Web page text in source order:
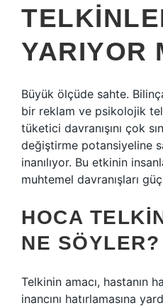
YARIYOR
Büyük ölçüde sahte.
bir reklam ve psikolojik
tüketici davranışını çok
değiştirme potansiyeline
inanılıyor. Bu etkinin
muhtemel davranışları
HOCA
NE SÖYLER?
Telkinin amacı, hastanın
inancını hatırlamasına